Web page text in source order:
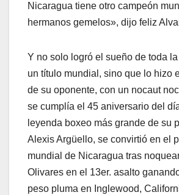
Nicaragua tiene otro campeón
hermanos gemelos», dijo feliz
Y no solo logró el sueño de toda
un título mundial, sino que lo hizo
de su oponente, con un nocaut
se cumplía el 45 aniversario del
leyenda boxeo más grande de su
Alexis Argüello, se convirtió en el
mundial de Nicaragua tras
Olivares en el 13er. asalto
peso pluma en Inglewood,